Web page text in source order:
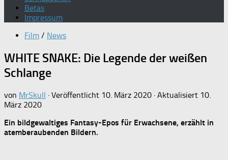
Betas
Impressum
Film / News
WHITE SNAKE: Die Legende der weißen
Schlange
von MrSkull · Veröffentlicht 10. März 2020 · Aktualisiert 10.
März 2020
Ein bildgewaltiges Fantasy-Epos für Erwachsene, erzählt in
atemberaubenden Bildern.